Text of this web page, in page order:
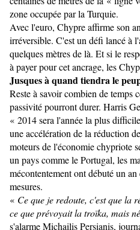
zone occupée par la Turquie.
Avec l'euro, Chypre affirme son
irréversible. C'est un défi lancé à
quelques mètres de là. Et si le
à payer pour cet ancrage, les
Jusques à quand tiendra le
Reste à savoir combien de temps
passivité pourront durer. Harris
« 2014 sera l'année la plus
une accélération de la réduction
moteurs de l'économie chypriote
un pays comme le Portugal, les
mécontentement ont débuté un
mesures.
« Ce que je redoute, c'est que la
ce que prévoyait la troïka, mais
s'alarme Michailis Persianis,